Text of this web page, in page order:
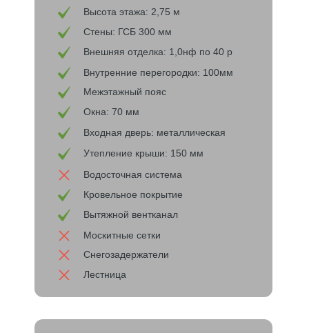
Высота этажа: 2,75 м
Стены: ГСБ 300 мм
Внешняя отделка: 1,0нф по 40 р
Внутренние перегородки: 100мм
Межэтажный пояс
Окна: 70 мм
Входная дверь: металлическая
Утепление крыши: 150 мм
Водосточная система
Кровельное покрытие
Вытяжной вентканал
Москитные сетки
Снегозадержатели
Лестница